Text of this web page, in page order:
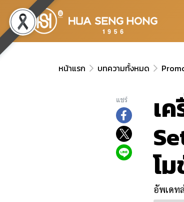
หน้าแรก บทความทั้งหมด
แชร์ เ
โ
อัพเดท